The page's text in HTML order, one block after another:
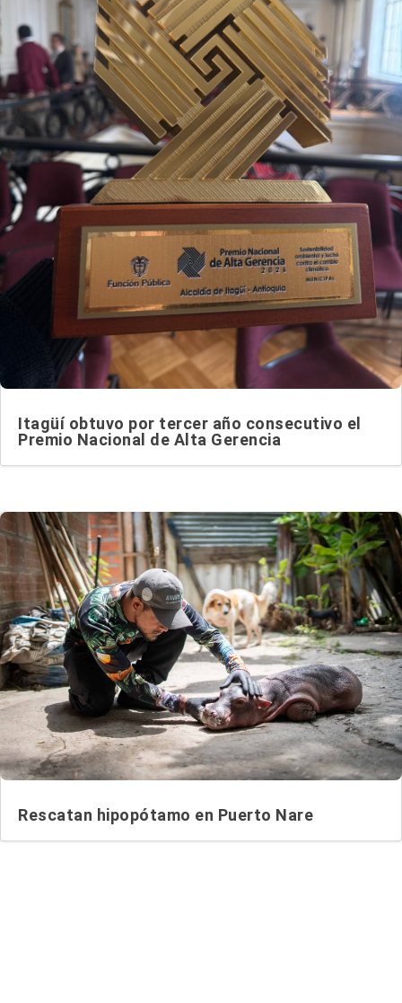
Itagüí obtuvo por tercer año consecutivo el
Premio Nacional de Alta Gerencia
Rescatan hipopótamo en Puerto Nare